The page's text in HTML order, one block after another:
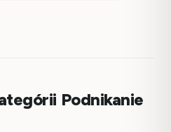
Podnikanie